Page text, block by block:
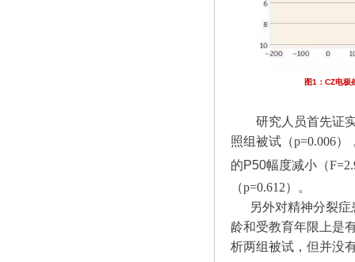
图1：CZ电极
研究人员首先证
照组被试（p=0.006）
的P50幅度减小（
（p=0.612）。
另外对精神分裂症
龄和受教育年限上是
析两组被试，但并没